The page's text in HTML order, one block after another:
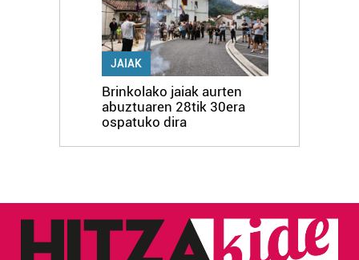
JAIAK
Brinkolako jaiak aurten
abuztuaren 28tik 30era
ospatuko dira